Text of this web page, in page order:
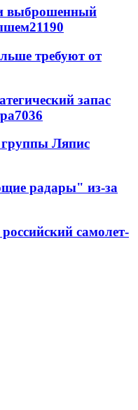
выброшенный
21190
требуют от
запас
7036
группы Ляпис
радары" из-за
самолет-